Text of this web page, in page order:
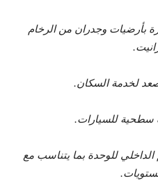
بأرضيات وجدران من الرخام
للوحدة بما يتناسب مع